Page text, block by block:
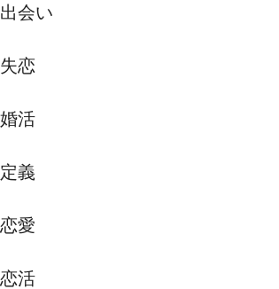
出会い
失恋
婚活
定義
恋愛
恋活